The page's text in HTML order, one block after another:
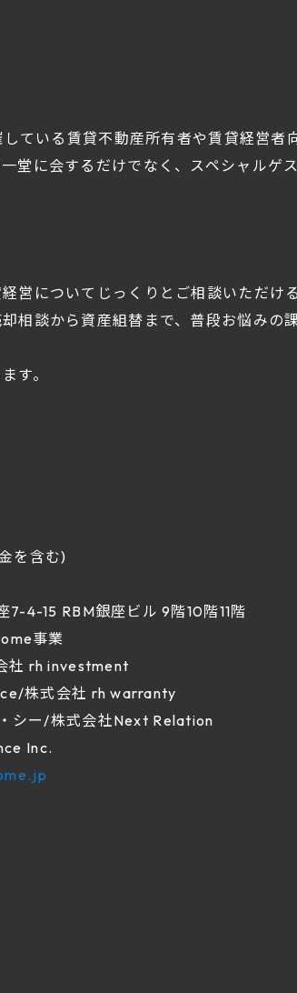
ている賃貸不動産所有者や賃貸経営者
堂に会するだけでなく、スペシャルゲ
営についてじっくりとご相談いただけ
相談から資産組替まで、普段お悩みの
す。
を含む)
7-4-15 RBM銀座ビル 9階10階11階
事業
社 rh investment
会社 rh warranty
式会社Next Relation
Inc.